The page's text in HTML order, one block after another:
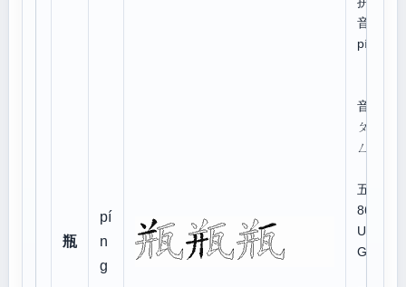
瓶
pí
n
g
音：
píng
音：
ㄆㄧ
ㄥˊ
五笔
86:
UA
GN